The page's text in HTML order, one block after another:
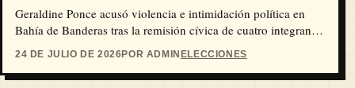
Geraldine Ponce acusó violencia e intimidación política en
Bahía de Banderas tras la remisión cívica de cuatro integrantes
de su equipo.
24 DE JULIO DE 2026POR ADMIN ELECCIONES